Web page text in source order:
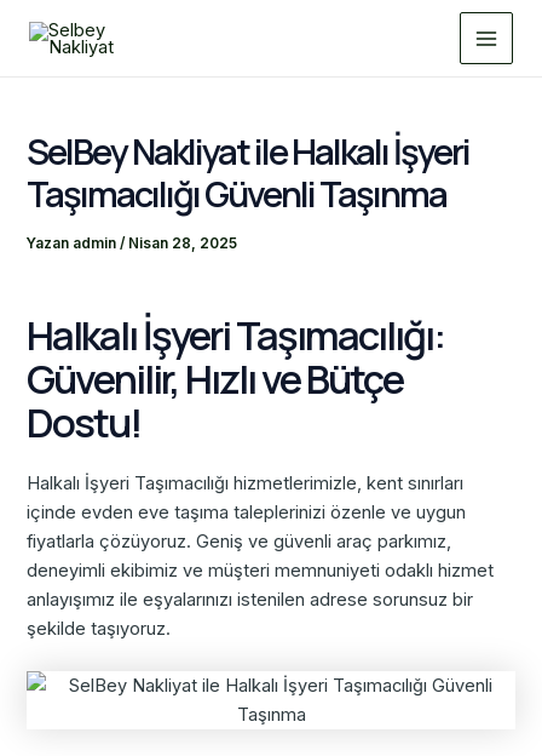
Main
Menu
SelBey Nakliyat ile Halkalı İşyeri
Taşımacılığı Güvenli Taşınma
Yazan admin/ Nisan 28, 2025
Halkalı İşyeri Taşımacılığı:
Güvenilir, Hızlı ve Bütçe
Dostu!
Halkalı İşyeri Taşımacılığı hizmetlerimizle, kent sınırları
içinde evden eve taşıma taleplerinizi özenle ve uygun
fiyatlarla çözüyoruz. Geniş ve güvenli araç parkımız,
deneyimli ekibimiz ve müşteri memnuniyeti odaklı hizmet
anlayışımız ile eşyalarınızı istenilen adrese sorunsuz bir
şekilde taşıyoruz.